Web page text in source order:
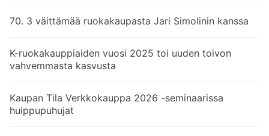
70. 3 väittämää ruokakaupasta Jari Simolinin kanssa
K-ruokakauppiaiden vuosi 2025 toi uuden toivon
vahvemmasta kasvusta
Kaupan Tila Verkkokauppa 2026 -seminaarissa
huippupuhujat